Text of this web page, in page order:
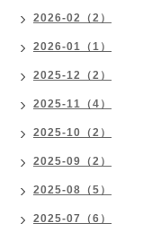
2026-02（2）
2026-01（1）
2025-12（2）
2025-11（4）
2025-10（2）
2025-09（2）
2025-08（5）
2025-07（6）